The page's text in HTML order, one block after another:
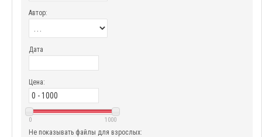
Автор:
Дата
Цена:
0 1000
Не показывать файлы для взрослых: